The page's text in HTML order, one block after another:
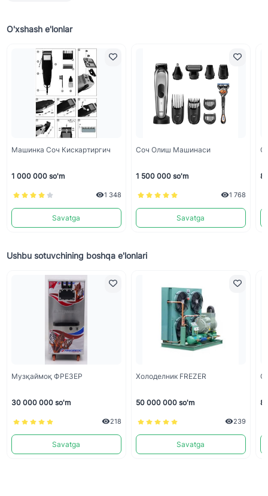
O'xshash e'lonlar
Машинка Соч Кискартиргич
1 000 000 so'm
1 348
Savatga
Соч Олиш Машинаси
1 500 000 so'm
1 768
Savatga
8
Ushbu sotuvchining boshqa e'lonlari
Музқаймоқ ФРЕЗЕР
30 000 000 so'm
218
Savatga
Холоделник FREZER
50 000 000 so'm
239
Savatga
8